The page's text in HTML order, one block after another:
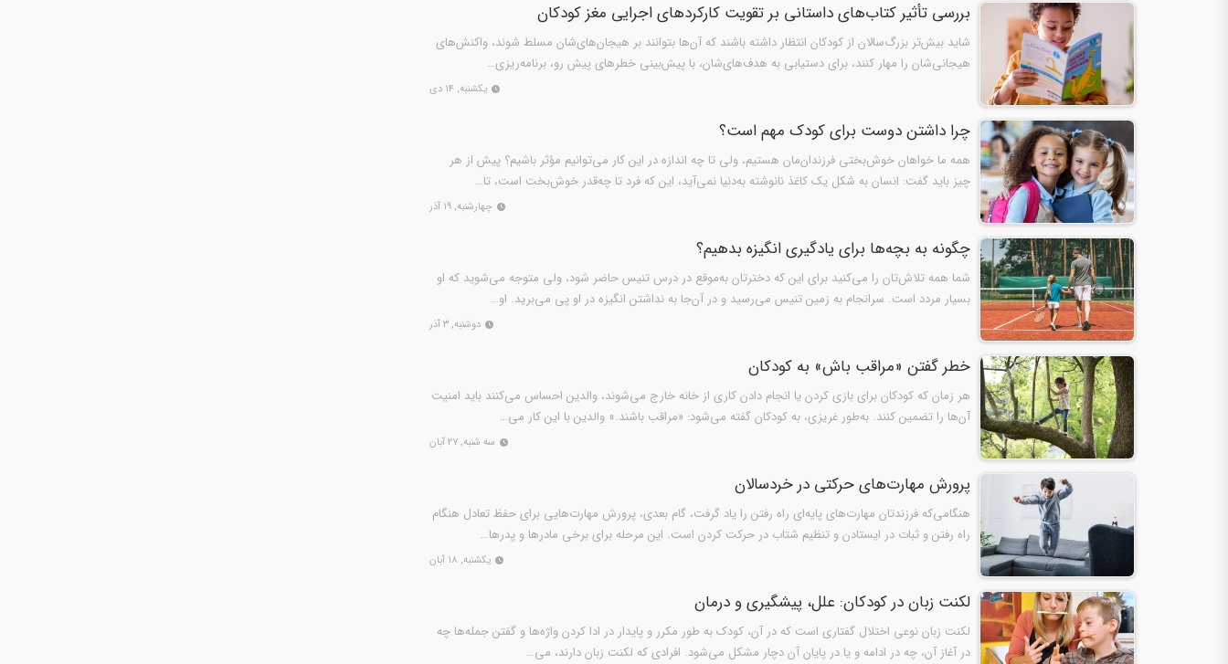
بررسی تأثیر کتاب‌های داستانی بر تقویت کارکردهای اجرایی مغز کودکان
شاید بیش‌تر بزرگ‌سالان از کودکان انتظار داشته باشند که آن‌ها بتوانند بر هیجان‌های‌شان مسلط شوند، واکنش‌های
هیجانی‌شان را مهار کنند، برای دستیابی به هدف‌های‌شان، با پیش‌بینی خطرهای پیش رو، برنامه‌ریزی…
یکشنبه, ۱۴ دی
چرا داشتن دوست برای کودک مهم است؟
همه ما خواهان خوش‌بختی فرزندان‌مان هستیم، ولی تا چه اندازه در این کار می‌توانیم مؤثر باشیم؟ پیش از هر
چیز باید گفت: انسان به شکل یک کاغذ نانوشته به‌دنیا نمی‌آید، این که فرد تا چه‌قدر خوش‌بخت است، تا…
چهارشنبه, ۱۹ آذر
چگونه به بچه‌ها برای یادگیری انگیزه بدهیم؟
شما همه تلاش‌تان را می‌کنید برای این که دخترتان به‌موقع در درس تنیس حاضر شود، ولی متوجه می‌شوید که او
بسیار مردد است. سرانجام به زمین تنیس می‌رسید و در آن‌جا به نداشتن انگیزه در او پی می‌برید. او…
دوشنبه, ۳ آذر
خطر گفتن «مراقب باش» به کودکان
هر زمان که کودکان برای بازی کردن یا انجام دادن کاری از خانه خارج می‌شوند، والدین احساس می‌کنند باید امنیت
آن‌ها را تضمین کنند. به‌طور غریزی، به کودکان گفته می‌شود: «مراقب باشند.» والدین با این کار می…
سه شنبه, ۲۷ آبان
پرورش مهارت‌های حرکتی در خردسالان
هنگامی‌که فرزندتان مهارت‌های پایه‌ای راه رفتن را یاد گرفت، گام بعدی، پرورش مهارت‌هایی برای حفظ تعادل هنگام
راه رفتن و ثبات در ایستادن و تنظیم شتاب در حرکت کردن است. این مرحله برای برخی مادرها و پدرها…
یکشنبه, ۱۸ آبان
لکنت زبان در کودکان: علل، پیشگیری و درمان
لکنت زبان نوعی اختلال گفتاری است که در آن، کودک به طور مکرر و پایدار در ادا کردن واژه‌ها و گفتن جمله‌ها چه
در آغاز آن، چه در ادامه و یا در پایان آن دچار مشکل می‌شود. افرادی که لکنت زبان دارند، می‌…